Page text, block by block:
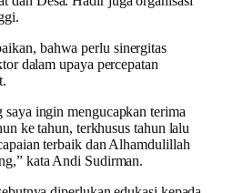
bahwa perlu sinergitas
dalam upaya percepatan
saya ingin mengucapkan terima
ke tahun, terkhusus tahun lalu
terbaik dan Alhamdulillah
kata Andi Sudirman.